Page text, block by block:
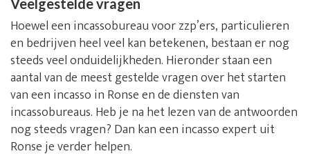
Hoewel een incassobureau voor zzp’ers, particulieren
en bedrijven heel veel kan betekenen, bestaan er nog
steeds veel onduidelijkheden. Hieronder staan een
aantal van de meest gestelde vragen over het starten
van een incasso in Ronse en de diensten van
incassobureaus. Heb je na het lezen van de antwoorden
nog steeds vragen? Dan kan een incasso expert uit
Ronse je verder helpen.